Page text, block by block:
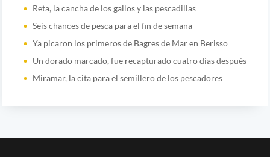
Reta, la cancha de los gallos y las pescadillas
Seis chances de pesca para el fin de semana
Ya picaron los primeros de Bagres de Mar en Berisso
Un dorado marcado, fue recapturado cuatro días después
Miramar, la cita para el semillero de los pescadores